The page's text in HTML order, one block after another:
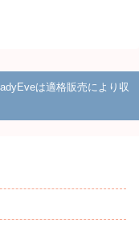
は適格販売により収